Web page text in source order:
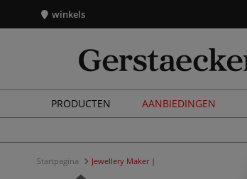
winkels
PRODUCTEN AANBIEDINGEN
Startpagina Jewellery Maker |